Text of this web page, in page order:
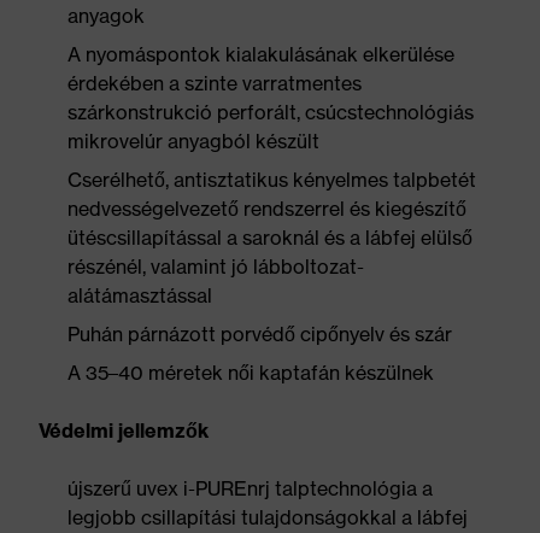
anyagok
A nyomáspontok kialakulásának elkerülése
érdekében a szinte varratmentes
szárkonstrukció perforált, csúcstechnológiás
mikrovelúr anyagból készült
Cserélhető, antisztatikus kényelmes talpbetét
nedvességelvezető rendszerrel és kiegészítő
ütéscsillapítással a saroknál és a lábfej elülső
részénél, valamint jó lábboltozat-
alátámasztással
Puhán párnázott porvédő cipőnyelv és szár
A 35–40 méretek női kaptafán készülnek
Védelmi jellemzők
újszerű uvex i-PUREnrj talptechnológia a
legjobb csillapítási tulajdonságokkal a lábfej